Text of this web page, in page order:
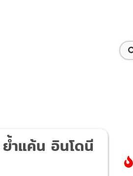
ำแค้น อินโดนี